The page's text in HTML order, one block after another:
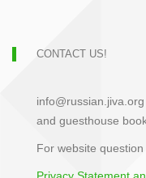
CONTACT US!
and guesthouse
For website
Privacy Statement